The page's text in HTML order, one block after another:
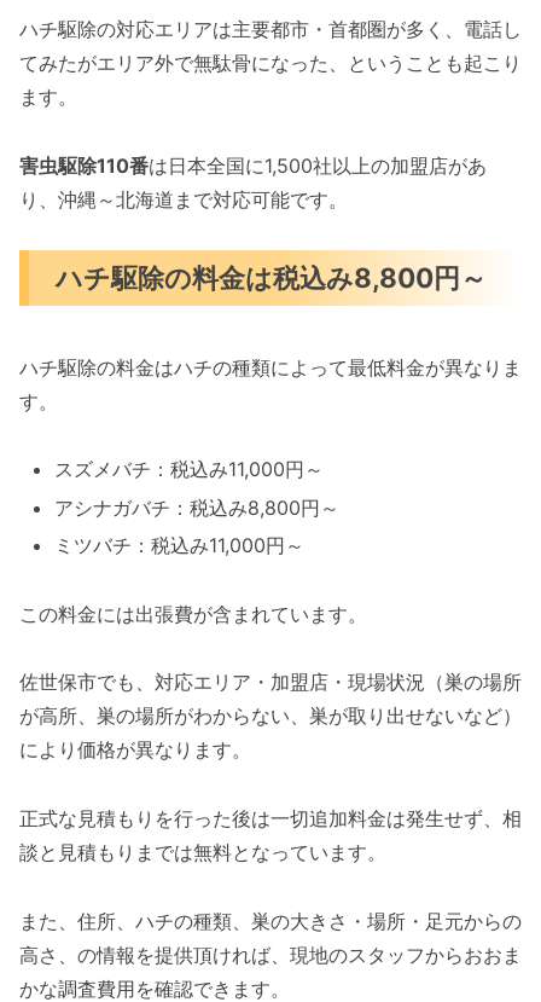
ハチ駆除の対応エリアは主要都市・首都圏が多く、電話し
てみたがエリア外で無駄骨になった、ということも起こり
ます。
害虫駆除110番は日本全国に1,500社以上の加盟店があ
り、沖縄～北海道まで対応可能です。
ハチ駆除の料金は税込み8,800円～
ハチ駆除の料金はハチの種類によって最低料金が異なりま
す。
スズメバチ：税込み11,000円～
アシナガバチ：税込み8,800円～
ミツバチ：税込み11,000円～
この料金には出張費が含まれています。
佐世保市でも、対応エリア・加盟店・現場状況（巣の場所
が高所、巣の場所がわからない、巣が取り出せないなど）
により価格が異なります。
正式な見積もりを行った後は一切追加料金は発生せず、相
談と見積もりまでは無料となっています。
また、住所、ハチの種類、巣の大きさ・場所・足元からの
高さ、の情報を提供頂ければ、現地のスタッフからおおま
かな調査費用を確認できます。